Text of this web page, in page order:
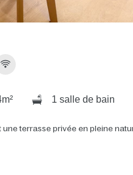
1 salle de bain
terrasse privée en pleine